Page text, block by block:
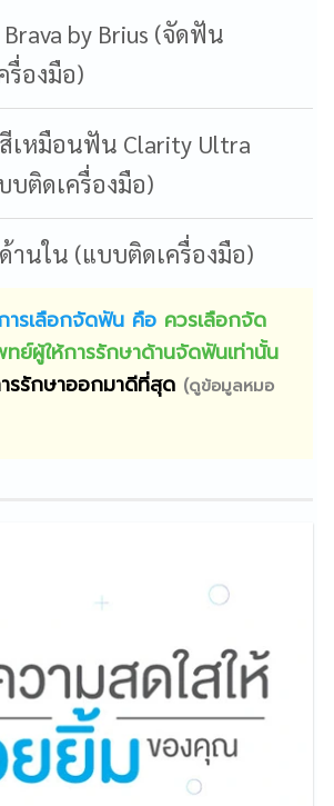
by Brius (จัดฟัน
รื่องมือ)
เหมือนฟัน Clarity Ultra
ติดเครื่องมือ)
านใน (แบบติดเครื่องมือ)
รเลือกจัดฟัน คือ ควรเลือกจัด
ย์ผู้ให้การรักษาด้านจัดฟันเท่านั้น
รรักษาออกมาดีที่สุด (ดูข้อมูลหมอ